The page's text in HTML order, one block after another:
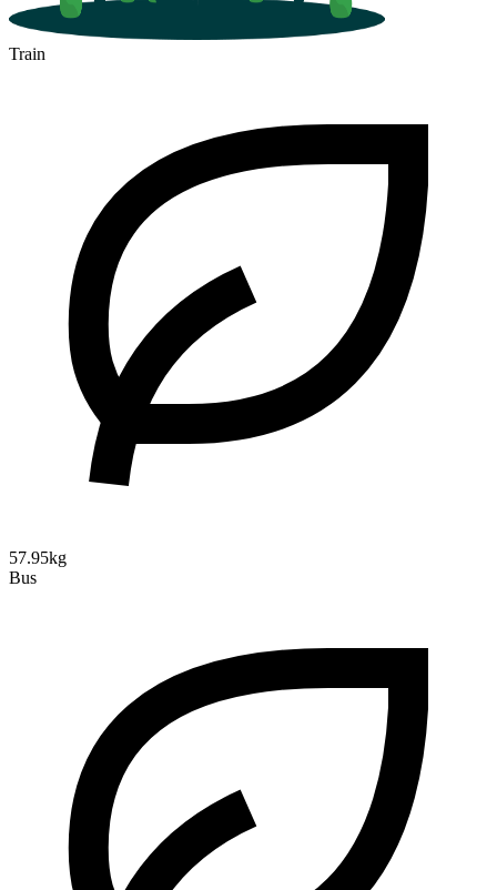
Train
57.95kg
Bus